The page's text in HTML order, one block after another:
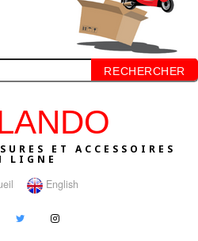
RECHERCHER
ET ACCESSOIRES
LIGNE
English